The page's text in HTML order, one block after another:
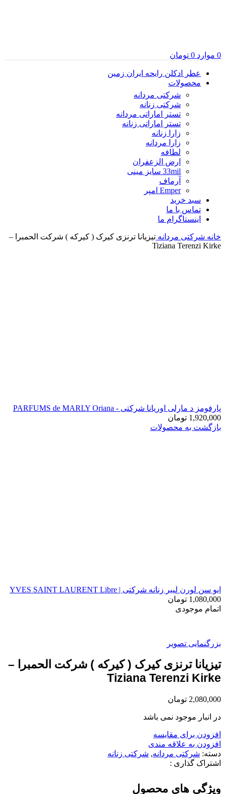
0 موارد 0 تومان
عطر ادکلن رایحه ایران زمین
محصولات
شرکتی مردانه
شرکتی زنانه
تستر اماراتی مردانه
تستر اماراتی زنانه
زارا زنانه
زارا مردانه
لطافه
ارض الزعفران
33mil سایز مینی
آرماف
Emper امپر
سبد خرید
تماس با ما
اینستاگرام ما
خانه شرکتی مردانه تیزیانا ترنزی کیرک ( کیرکه ) شرکت الحمبرا –
Tiziana Terenzi Kirke
پارفومز د مارلی اوریانا شرکتی - PARFUMS de MARLY Oriana
1,920,000 تومان
بازگشت به محصولات
ایو سن لورن لیبر زنانه شرکتی | YVES SAINT LAURENT Libre
1,080,000 تومان
اتمام موجودی
بزرگنمایی تصویر
تیزیانا ترنزی کیرک ( کیرکه ) شرکت الحمبرا –
Tiziana Terenzi Kirke
2,080,000 تومان
در انبار موجود نمی باشد
افزودن برای مقایسه
افزودن به علاقه مندی
دسته: شرکتی مردانه, شرکتی زنانه
اشتراک گذاری :
ویژگی های محصول